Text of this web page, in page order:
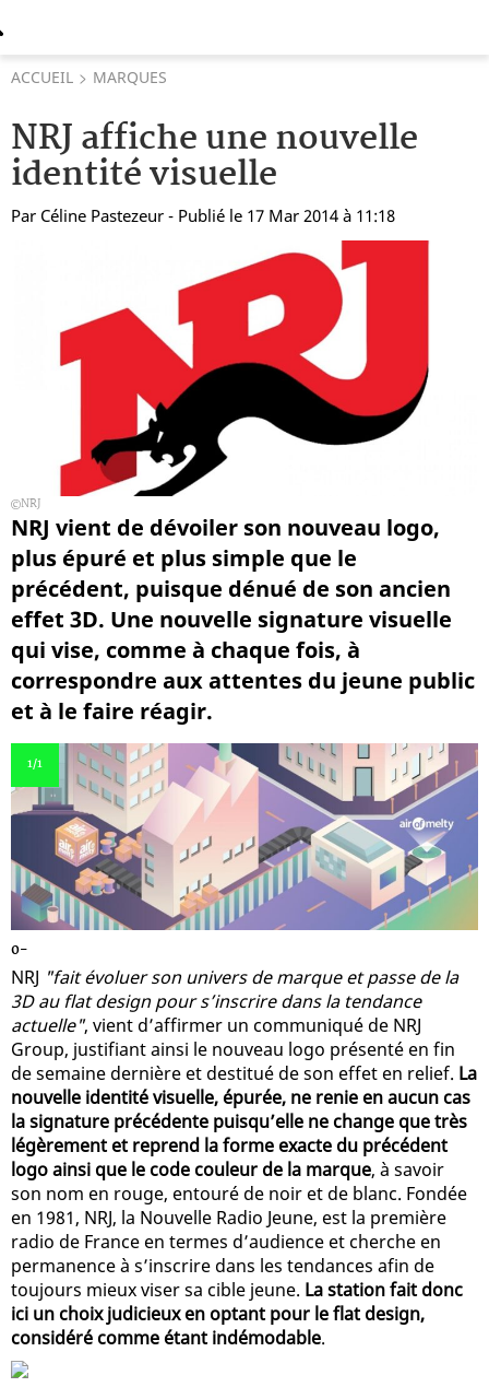
ACCUEIL MARQUES
NRJ affiche une nouvelle
identité visuelle
Par Céline Pastezeur - Publié le 17 Mar 2014 à 11:18
NRJ
NRJ vient de dévoiler son nouveau logo,
plus épuré et plus simple que le
précédent, puisque dénué de son ancien
effet 3D. Une nouvelle signature visuelle
qui vise, comme à chaque fois, à
correspondre aux attentes du jeune public
et à le faire réagir.
1/1
0-
NRJ "fait évoluer son univers de marque et passe de la
3D au flat design pour s’inscrire dans la tendance
actuelle", vient d’affirmer un communiqué de NRJ
Group, justifiant ainsi le nouveau logo présenté en fin
de semaine dernière et destitué de son effet en relief. La
nouvelle identité visuelle, épurée, ne renie en aucun cas
la signature précédente puisqu’elle ne change que très
légèrement et reprend la forme exacte du précédent
logo ainsi que le code couleur de la marque, à savoir
son nom en rouge, entouré de noir et de blanc. Fondée
en 1981, NRJ, la Nouvelle Radio Jeune, est la première
radio de France en termes d’audience et cherche en
permanence à s’inscrire dans les tendances afin de
toujours mieux viser sa cible jeune. La station fait donc
ici un choix judicieux en optant pour le flat design,
considéré comme étant indémodable.